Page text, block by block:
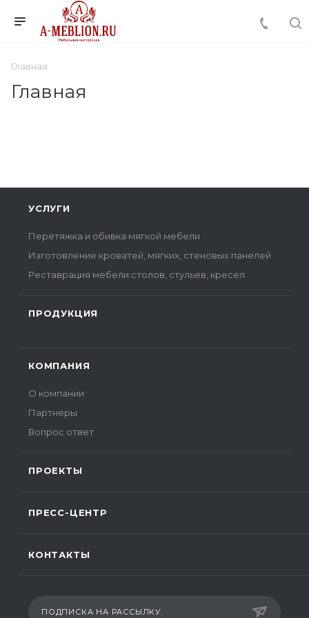
Главная
Главная
УСЛУГИ
Перетяжка и обивка мягкой мебели
Изготовление кроватей, мягких, стеновых панелей
Реставрация мебели:столов, стульев, кресел
ПРОДУКЦИЯ
КОМПАНИЯ
О компании
Партнеры
Вопрос ответ
ПРОЕКТЫ
ПРЕСС-ЦЕНТР
КОНТАКТЫ
ПОДПИСКА НА РАССЫЛКУ